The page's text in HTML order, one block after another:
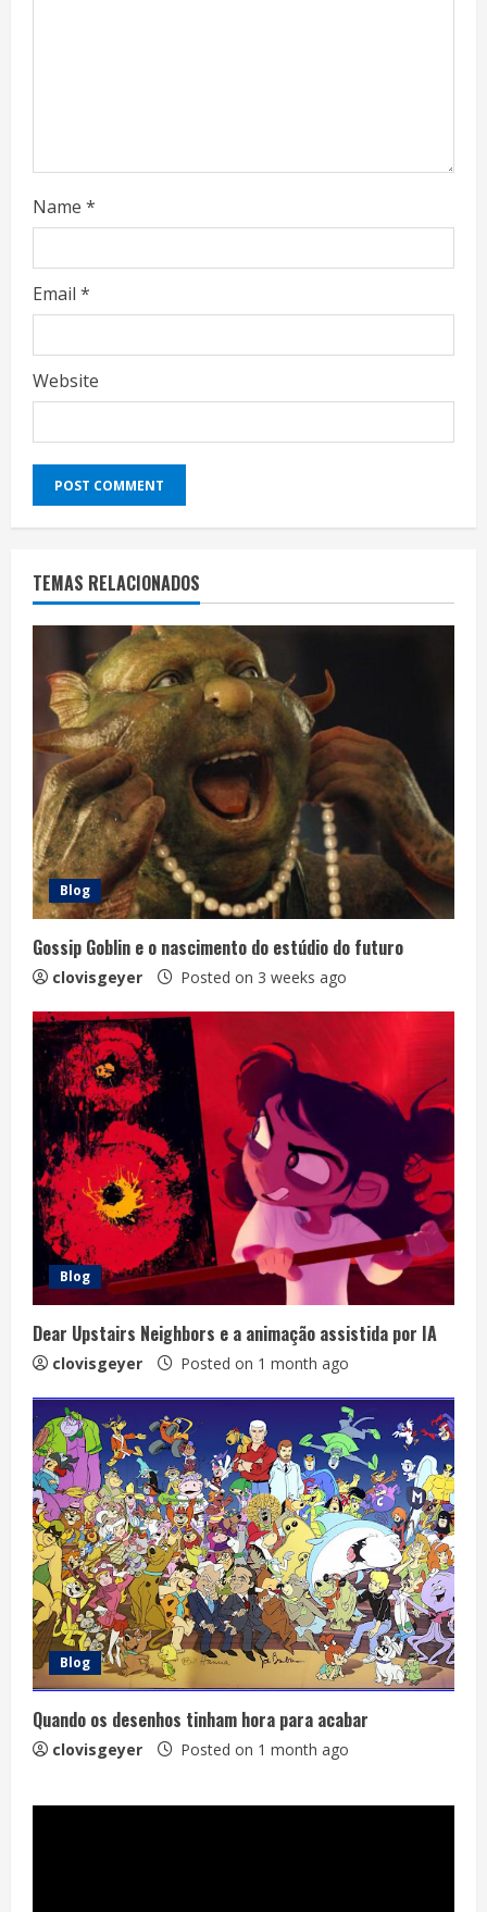
g
Name *
Email *
Website
TEMAS RELACIONADOS
Blog
Gossip Goblin e o nascimento do estúdio do futuro
clovisgeyer Posted on 3 weeks ago
Blog
Dear Upstairs Neighbors e a animação assistida por IA
clovisgeyer Posted on 1 month ago
Blog
Quando os desenhos tinham hora para acabar
clovisgeyer Posted on 1 month ago